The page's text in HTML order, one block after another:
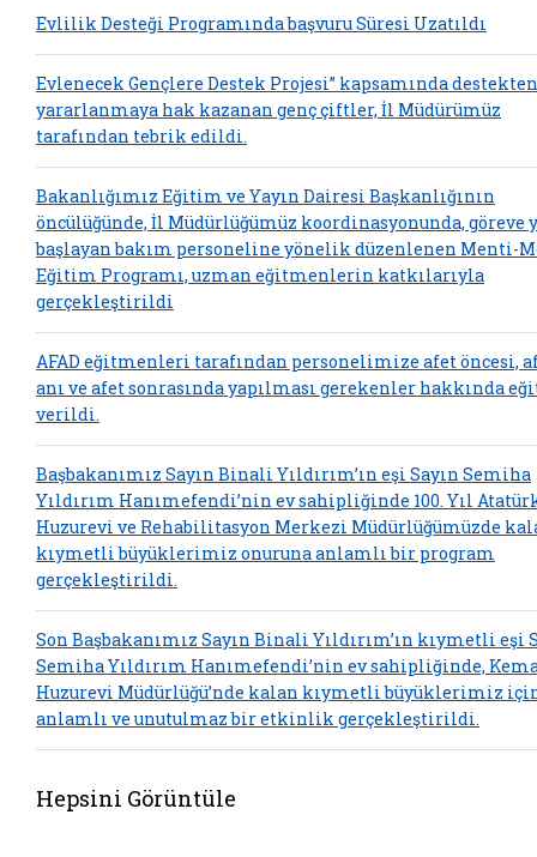
Evlilik Desteği Programında başvuru Süresi Uzatıldı
Evlenecek Gençlere Destek Projesi” kapsamında destekten
yararlanmaya hak kazanan genç çiftler, İl Müdürümüz
tarafından tebrik edildi.
Bakanlığımız Eğitim ve Yayın Dairesi Başkanlığının
öncülüğünde, İl Müdürlüğümüz koordinasyonunda, göreve
başlayan bakım personeline yönelik düzenlenen Menti-
Eğitim Programı, uzman eğitmenlerin katkılarıyla
gerçekleştirildi
AFAD eğitmenleri tarafından personelimize afet öncesi,
anı ve afet sonrasında yapılması gerekenler hakkında
verildi.
Başbakanımız Sayın Binali Yıldırım’ın eşi Sayın Semiha
Yıldırım Hanımefendi’nin ev sahipliğinde 100. Yıl
Huzurevi ve Rehabilitasyon Merkezi Müdürlüğümüzde
kıymetli büyüklerimiz onuruna anlamlı bir program
gerçekleştirildi.
Son Başbakanımız Sayın Binali Yıldırım’ın kıymetli eşi
Semiha Yıldırım Hanımefendi’nin ev sahipliğinde,
Huzurevi Müdürlüğü’nde kalan kıymetli büyüklerimiz
anlamlı ve unutulmaz bir etkinlik gerçekleştirildi.
Hepsini Görüntüle